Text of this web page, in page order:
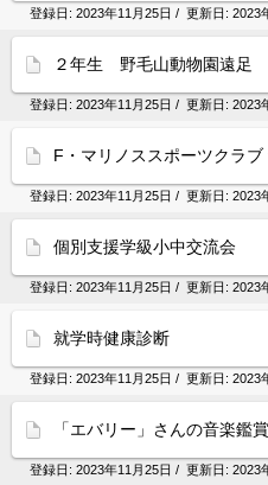
登録日: 2023年11月25日 / 更新日: 2023
２年生 野毛山動物園遠足
登録日: 2023年11月25日 / 更新日: 2023
F・マリノススポーツクラ
登録日: 2023年11月25日 / 更新日: 2023
個別支援学級小中交流会
登録日: 2023年11月25日 / 更新日: 2023
就学時健康診断
登録日: 2023年11月25日 / 更新日: 2023
「エバリー」さんの音楽鑑
登録日: 2023年11月25日 / 更新日: 2023